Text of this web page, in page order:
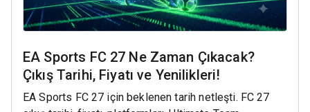
EA Sports FC 27 Ne Zaman Çıkacak?
Çıkış Tarihi, Fiyatı ve Yenilikleri!
EA Sports FC 27 için beklenen tarih netleşti. FC 27